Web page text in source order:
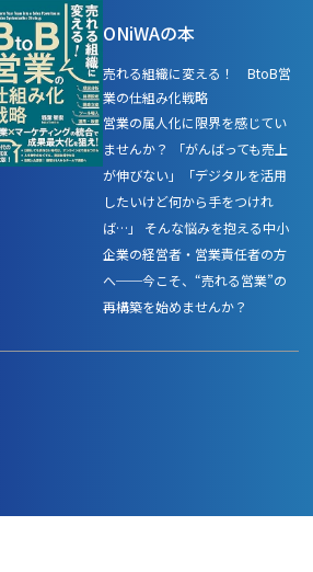
ONiWAの本
売れる組織に変える！ BtoB営
業の仕組み化戦略
営業の属人化に限界を感じてい
ませんか？ 「がんばっても売上
が伸びない」「デジタルを活用
したいけど何から手をつけれ
ば…」 そんな悩みを抱える中小
企業の経営者・営業責任者の方
へ──今こそ、“売れる営業”の
再構築を始めませんか？